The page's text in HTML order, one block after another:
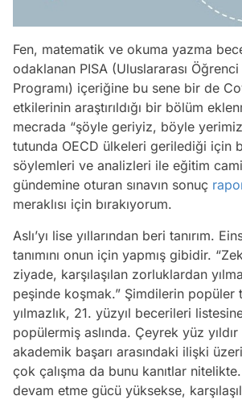
Fen, matematik ve okuma yazma
odaklanan PISA (Uluslararası
Programı) içeriğine bu sene bir de
etkilerinin araştırıldığı bir bölüm
mecrada “şöyle geriyiz, böyle
tutunda OECD ülkeleri gerilediği için
söylemleri ve analizleri ile eğitim
gündemine oturan sınavın sonuç
meraklısı için bırakıyorum.
Aslı’yı lise yıllarından beri tanırım.
tanımını onun için yapmış gibidir.
ziyade, karşılaşılan zorluklardan
peşinde koşmak.” Şimdilerin popüler
yılmazlık, 21. yüzyıl becerileri
popülermiş aslında. Çeyrek yüz yıldır
akademik başarı arasındaki ilişki
çok çalışma da bunu kanıtlar
devam etme gücü yüksekse,